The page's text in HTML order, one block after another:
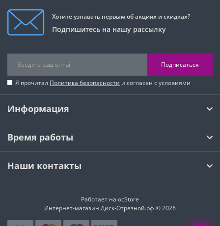
Хотите узнавать первым об акциях и скидках?
Подпишитесь на нашу рассылку
Подписаться
Я прочитал Политика безопасности и согласен с условиями
Информация
Время работы
Наши контакты
Работает на ocStore
Интернет-магазин Диск-Отрезной.рф © 2026